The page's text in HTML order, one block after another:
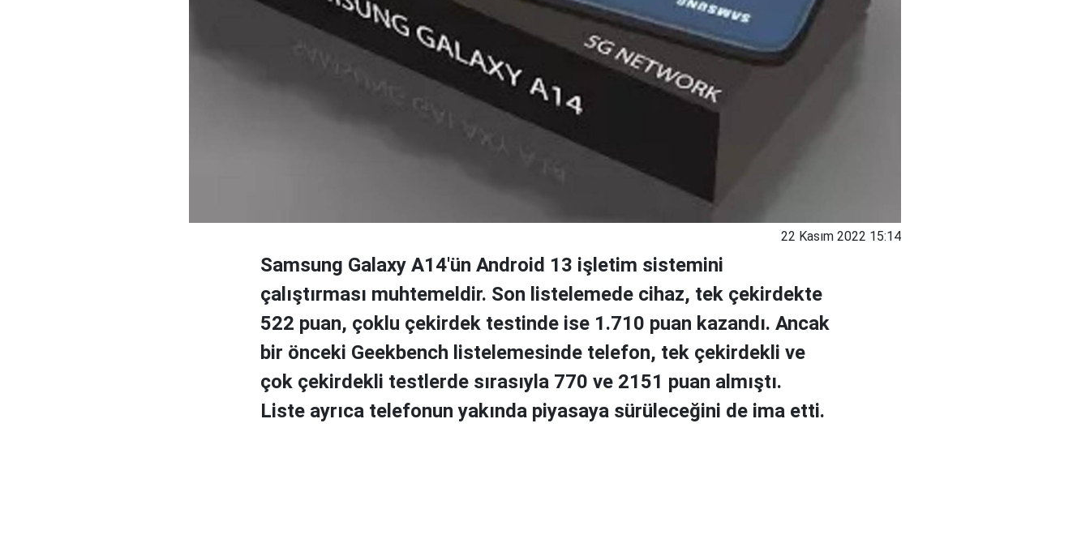
22 Kasım 2022 15:14
Samsung Galaxy A14'ün Android 13 işletim sistemini
çalıştırması muhtemeldir. Son listelemede cihaz, tek çekirdekte
522 puan, çoklu çekirdek testinde ise 1.710 puan kazandı. Ancak
bir önceki Geekbench listelemesinde telefon, tek çekirdekli ve
çok çekirdekli testlerde sırasıyla 770 ve 2151 puan almıştı.
Liste ayrıca telefonun yakında piyasaya sürüleceğini de ima etti.